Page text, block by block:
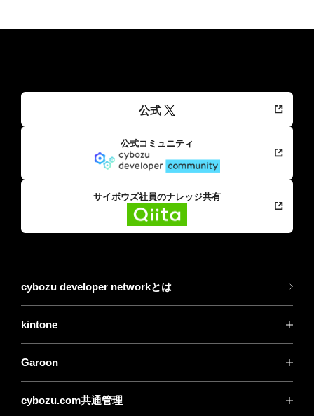
公式
公式コミュニティ
サイボウズ社員のナレッジ共有
cybozu developer networkとは
kintone
Garoon
cybozu.com共通管理